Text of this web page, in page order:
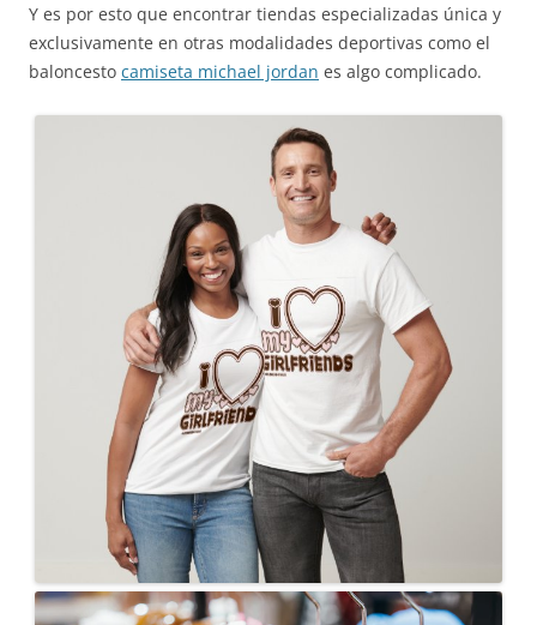
Y es por esto que encontrar tiendas especializadas única y
exclusivamente en otras modalidades deportivas como el
baloncesto camiseta michael jordan es algo complicado.